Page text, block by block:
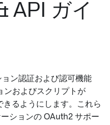
API ガイ
ン認証および認可機能
ンおよびスクリプトが
るようにします。これら
ションの OAuth2 サポー